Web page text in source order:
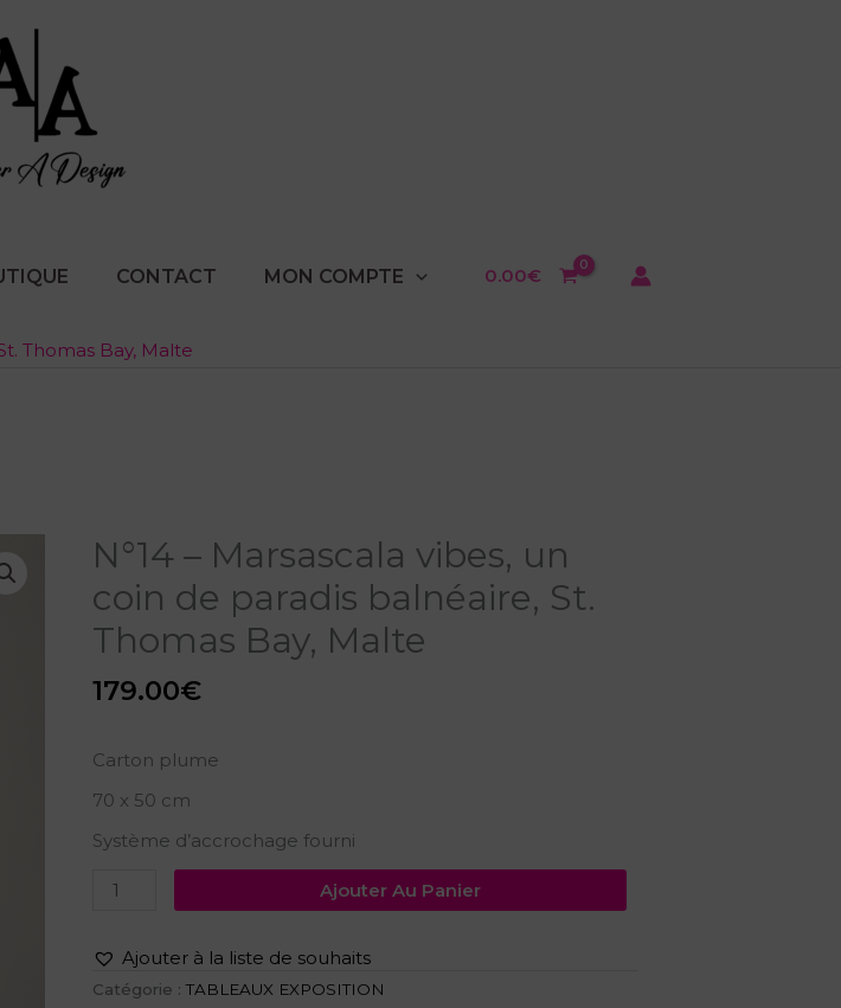
CONTACT MON COMPTE 0.00€
Thomas Bay, Malte
N°14 – Marsascala vibes, un
coin de paradis balnéaire, St.
Thomas Bay, Malte
179.00€
Carton plume
70 x 50 cm
Système d’accrochage fourni
quantité
de
N°14
-
Marsascala
vibes,
un
coin
balnéaire,
St.
Thomas
Bay,
Ajouter Au Panier
Ajouter à la liste de souhaits
Catégorie : TABLEAUX EXPOSITION